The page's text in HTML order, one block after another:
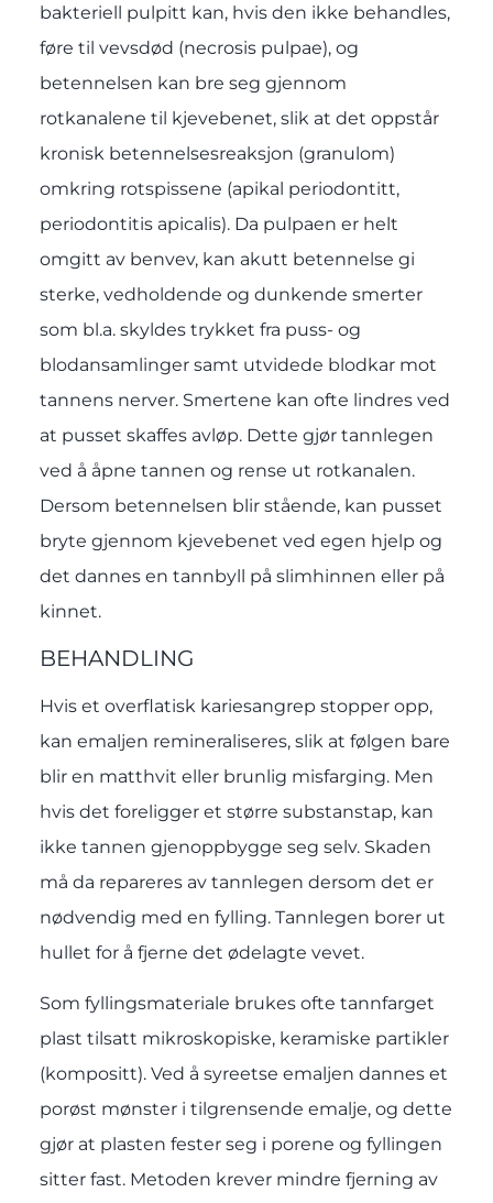
bakteriell pulpitt kan, hvis den ikke behandles,
føre til vevsdød (necrosis pulpae), og
betennelsen kan bre seg gjennom
rotkanalene til kjevebenet, slik at det oppstår
kronisk betennelsesreaksjon (granulom)
omkring rotspissene (apikal periodontitt,
periodontitis apicalis). Da pulpaen er helt
omgitt av benvev, kan akutt betennelse gi
sterke, vedholdende og dunkende smerter
som bl.a. skyldes trykket fra puss- og
blodansamlinger samt utvidede blodkar mot
tannens nerver. Smertene kan ofte lindres ved
at pusset skaffes avløp. Dette gjør tannlegen
ved å åpne tannen og rense ut rotkanalen.
Dersom betennelsen blir stående, kan pusset
bryte gjennom kjevebenet ved egen hjelp og
det dannes en tannbyll på slimhinnen eller på
kinnet.
BEHANDLING
Hvis et overflatisk kariesangrep stopper opp,
kan emaljen remineraliseres, slik at følgen bare
blir en matthvit eller brunlig misfarging. Men
hvis det foreligger et større substanstap, kan
ikke tannen gjenoppbygge seg selv. Skaden
må da repareres av tannlegen dersom det er
nødvendig med en fylling. Tannlegen borer ut
hullet for å fjerne det ødelagte vevet.
Som fyllingsmateriale brukes ofte tannfarget
plast tilsatt mikroskopiske, keramiske partikler
(kompositt). Ved å syreetse emaljen dannes et
porøst mønster i tilgrensende emalje, og dette
gjør at plasten fester seg i porene og fyllingen
sitter fast. Metoden krever mindre fjerning av